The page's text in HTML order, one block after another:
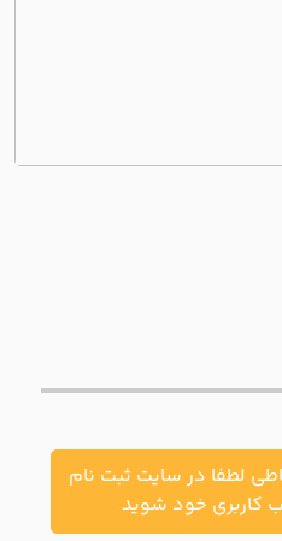
لطفا در سایت ثبت نام
کاربری خود شوید